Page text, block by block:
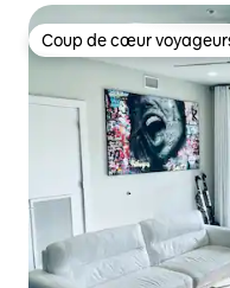
Coup de cœur
Coup de cœur